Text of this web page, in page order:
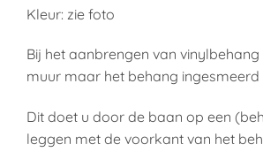
Kleur: zie foto
Bij het aanbrengen van
muur maar het behang ingesmeerd
Dit doet u door de baan op een
leggen met de voorkant van het